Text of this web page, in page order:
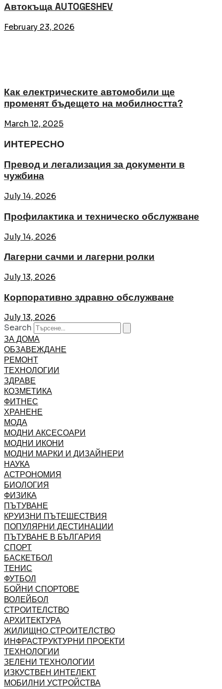
Автокъща AUTOGESHEV
February 23, 2026
Как електрическите автомобили ще
променят бъдещето на мобилността?
March 12, 2025
ИНТЕРЕСНО
Превод и легализация за документи в
чужбина
July 14, 2026
Профилактика и техническо обслужване
July 14, 2026
Лагерни сачми и лагерни ролки
July 13, 2026
Корпоративно здравно обслужване
July 13, 2026
Search
ЗА ДОМА
ОБЗАВЕЖДАНЕ
РЕМОНТ
ТЕХНОЛОГИИ
ЗДРАВЕ
КОЗМЕТИКА
ФИТНЕС
ХРАНЕНЕ
МОДА
МОДНИ АКСЕСОАРИ
МОДНИ ИКОНИ
МОДНИ МАРКИ И ДИЗАЙНЕРИ
НАУКА
АСТРОНОМИЯ
БИОЛОГИЯ
ФИЗИКА
ПЪТУВАНЕ
КРУИЗНИ ПЪТЕШЕСТВИЯ
ПОПУЛЯРНИ ДЕСТИНАЦИИ
ПЪТУВАНЕ В БЪЛГАРИЯ
СПОРТ
БАСКЕТБОЛ
ТЕНИС
ФУТБОЛ
БОЙНИ СПОРТОВЕ
ВОЛЕЙБОЛ
СТРОИТЕЛСТВО
АРХИТЕКТУРА
ЖИЛИЩНО СТРОИТЕЛСТВО
ИНФРАСТРУКТУРНИ ПРОЕКТИ
ТЕХНОЛОГИИ
ЗЕЛЕНИ ТЕХНОЛОГИИ
ИЗКУСТВЕН ИНТЕЛЕКТ
МОБИЛНИ УСТРОЙСТВА